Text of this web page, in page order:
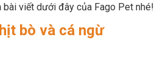
viết dưới đây của Fago Pet nhé!
bò và cá ngừ